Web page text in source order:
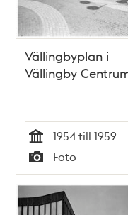
Vällingbyplan i
Vällingby
Tid
1954 till 1959
Typ
Foto